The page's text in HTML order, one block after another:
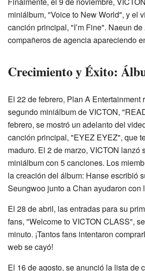
miniálbum, "Voice to New World", y el
canción principal, "I’m Fine". Naeun
compañeros de agencia apareciendo
Crecimiento y Éxito:
El 22 de febrero, Plan A Entertainment
segundo miniálbum de VICTON,
febrero, se mostró un adelanto del
canción principal, "EYEZ EYEZ", que
maduro. El 2 de marzo, VICTON lanzó
miniálbum con 5 canciones. Los
la creación del álbum: Hanse escribió
Seungwoo junto a Chan ayudaron con
El 28 de abril, las entradas para su
fans, "Welcome to VICTON CLASS",
minuto. ¡Tantos fans intentaron
web se cayó!
El 16 de agosto, se anunció la lista de